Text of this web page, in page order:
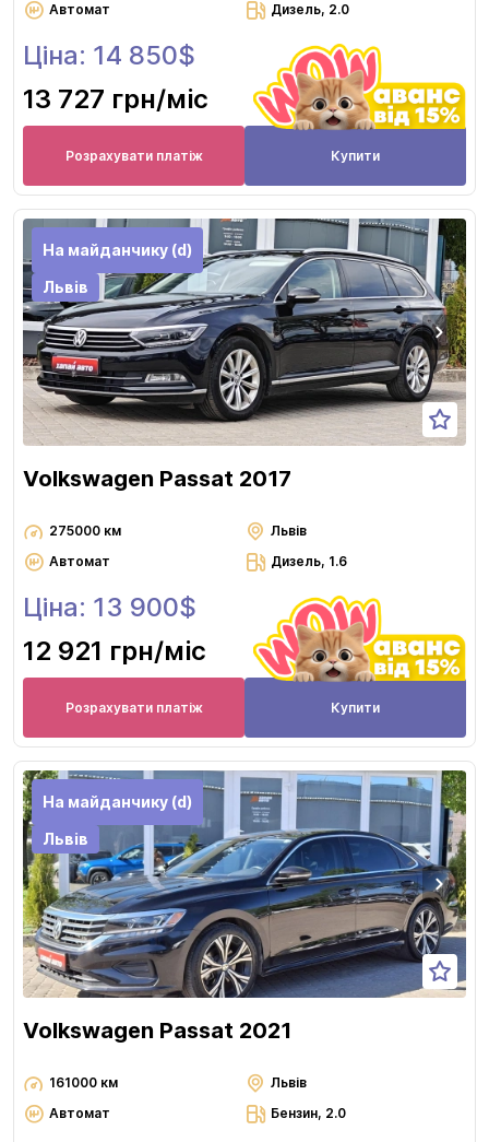
Автомат
Дизель, 2.0
Ціна: 14 850$
13 727 грн/міс
Розрахувати платіж Купити
На майданчику (d)
Львів
Volkswagen Passat 2017
275000 км
Львів
Автомат
Дизель, 1.6
Ціна: 13 900$
12 921 грн/міс
Розрахувати платіж Купити
На майданчику (d)
Львів
Volkswagen Passat 2021
161000 км
Львів
Автомат
Бензин, 2.0